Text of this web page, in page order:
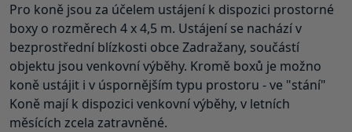
Pro koně jsou za účelem ustájení k dispozici prostorné
boxy o rozměrech 4 x 4,5 m. Ustájení se nachází v
bezprostřední blízkosti obce Zadražany, součástí
objektu jsou venkovní výběhy. Kromě boxů je možno
koně ustájit i v úspornějším typu prostoru - ve "stání"
Koně mají k dispozici venkovní výběhy, v letních
měsících zcela zatravněné.